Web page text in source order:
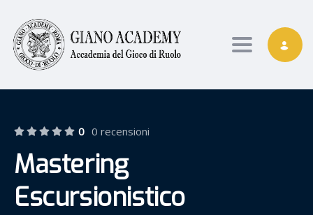
Toggle
0 0 recensioni
Mastering
Escursionistico